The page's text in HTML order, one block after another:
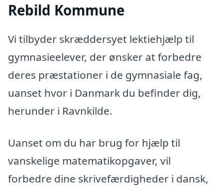
Rebild Kommune
Vi tilbyder skræddersyet lektiehjælp til
gymnasieelever, der ønsker at forbedre
deres præstationer i de gymnasiale fag,
uanset hvor i Danmark du befinder dig,
herunder i Ravnkilde.
Uanset om du har brug for hjælp til
vanskelige matematikopgaver, vil
forbedre dine skrivefærdigheder i dansk,